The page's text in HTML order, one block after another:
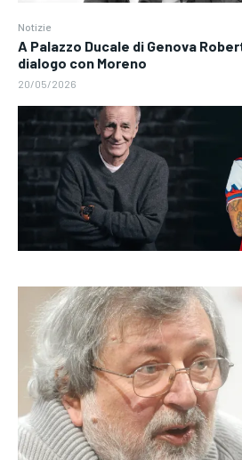
Notizie
A Palazzo Ducale di Genova
dialogo con Moreno
20/05/2026